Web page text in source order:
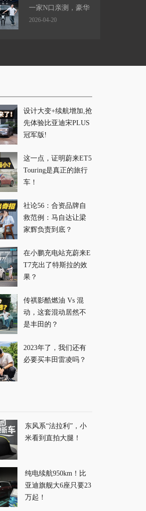
一家N口亲测，豪华
大六座SUV 谁最能
2026-04-20
宜？
真·空间魔术师！零跑
A10:我能装冰箱！绝
了！
2026-02-28
春运“BUG”解法：吃
住在车上?挑战“最
我找到了让小鹏P7变
2026-01-16
国早晚会绝迹
2026-01-01
设计大变+续航增加,抢
先体验比亚迪宋PLUS
冠军版!
这一点，证明蔚来ET5
Touring是真正的旅行
车！
社论56：合资品牌自
救范例：马自达让梁
家辉负责到底？
在小鹏充电站充蔚来E
T7充出了特斯拉的效
果？
传祺影酷燃油 Vs 混
动，这套混动居然不
是丰田的？
2023年了，我们还有
必要买丰田雷凌吗？
东风系“法拉利”，小
米看到直拍大腿！
纯电续航950km！比
亚迪旗舰大6座只要23
万起！